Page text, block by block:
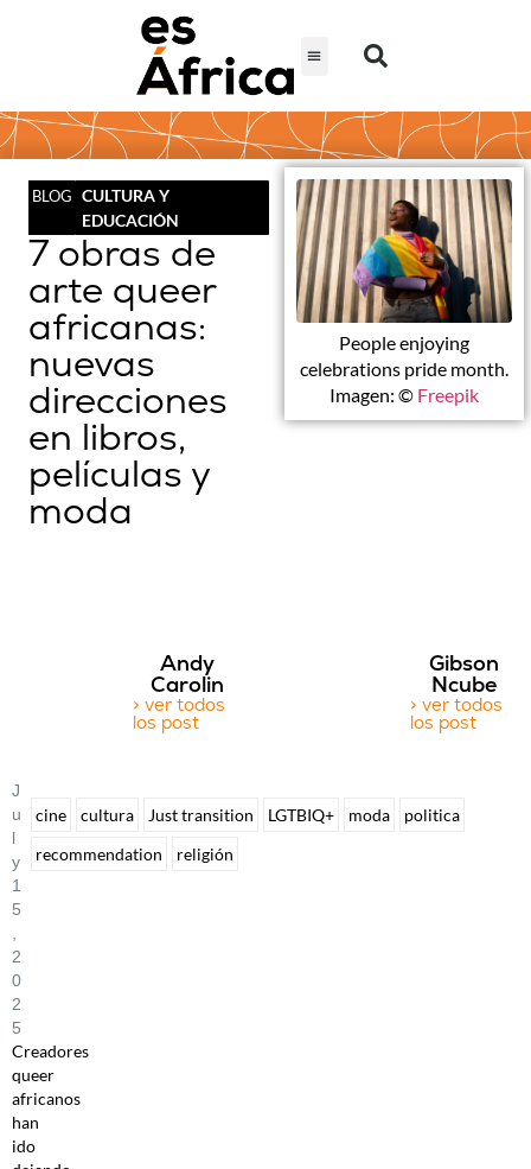
BLOG CULTURA Y
EDUCACIÓN
7 obras de
arte queer
africanas:
nuevas
direcciones
en libros,
películas y
moda
People enjoying
celebrations pride month.
Imagen: © Freepik
Andy
Carolin
> ver todos
los post
Gibson
Ncube
> ver todos
los post
J
U
L
Y
1
5
2
0
2
5
Creadores
queer
africanos
han
ido
cine cultura Just transition LGTBIQ+ moda
politica
recommendation
religión